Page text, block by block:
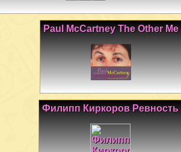
Paul McCartney The Other Me
Филипп Киркоров Ревность